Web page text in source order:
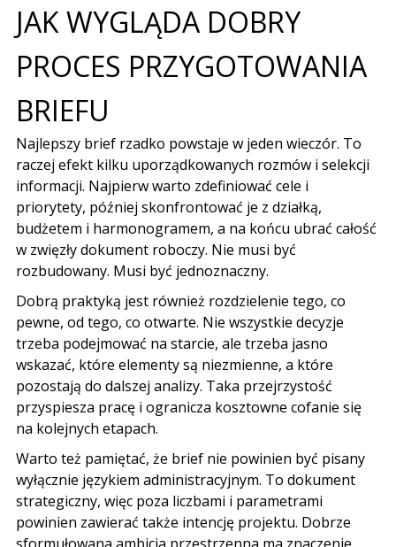
JAK WYGLĄDA DOBRY
PROCES PRZYGOTOWANIA
BRIEFU
Najlepszy brief rzadko powstaje w jeden wieczór. To
raczej efekt kilku uporządkowanych rozmów i selekcji
informacji. Najpierw warto zdefiniować cele i
priorytety, później skonfrontować je z działką,
budżetem i harmonogramem, a na końcu ubrać całość
w zwięzły dokument roboczy. Nie musi być
rozbudowany. Musi być jednoznaczny.
Dobrą praktyką jest również rozdzielenie tego, co
pewne, od tego, co otwarte. Nie wszystkie decyzje
trzeba podejmować na starcie, ale trzeba jasno
wskazać, które elementy są niezmienne, a które
pozostają do dalszej analizy. Taka przejrzystość
przyspiesza pracę i ogranicza kosztowne cofanie się
na kolejnych etapach.
Warto też pamiętać, że brief nie powinien być pisany
wyłącznie językiem administracyjnym. To dokument
strategiczny, więc poza liczbami i parametrami
powinien zawierać także intencję projektu. Dobrze